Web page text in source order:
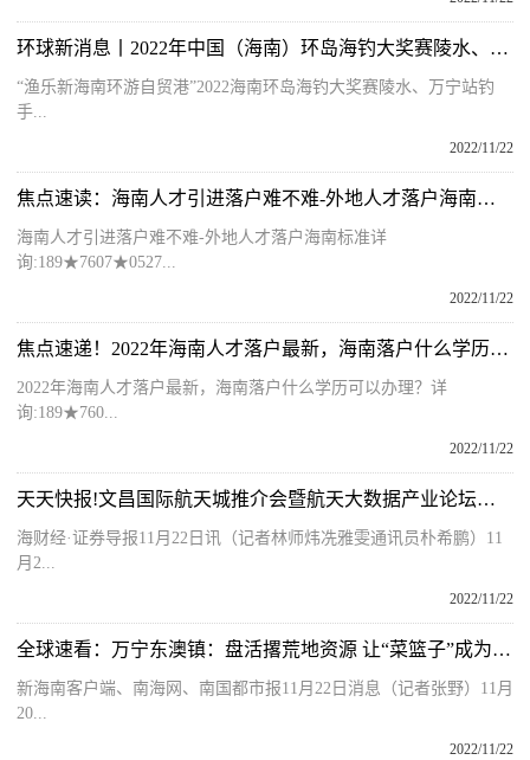
环球新消息丨2022年中国（海南）环岛海钓大奖赛陵水、万宁站招募钓手啦
“渔乐新海南环游自贸港”2022海南环岛海钓大奖赛陵水、万宁站钓
手...
2022/11/22
焦点速读：海南人才引进落户难不难-外地人才落户海南标准
海南人才引进落户难不难-外地人才落户海南标准详
询:189★7607★0527...
2022/11/22
焦点速递！2022年海南人才落户最新，海南落户什么学历可以办理？
2022年海南人才落户最新，海南落户什么学历可以办理？详
询:189★760...
2022/11/22
天天快报!文昌国际航天城推介会暨航天大数据产业论坛在海口举行
海财经·证券导报11月22日讯（记者林师炜冼雅雯通讯员朴希鹏）11
月2...
2022/11/22
全球速看：万宁东澳镇：盘活撂荒地资源 让“菜篮子”成为群众增收致富的“金饭碗”
新海南客户端、南海网、南国都市报11月22日消息（记者张野）11月
20...
2022/11/22